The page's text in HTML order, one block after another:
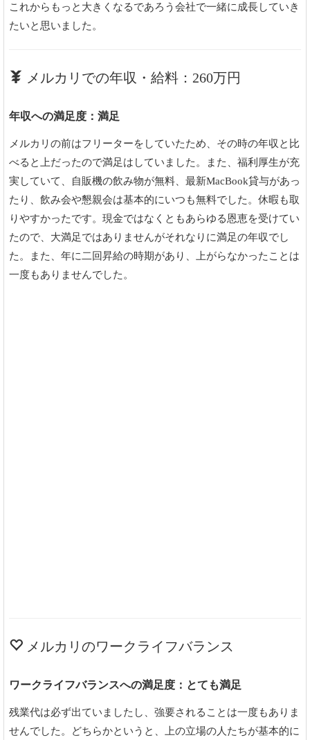
これからもっと大きくなるであろう会社で一緒に成長していき
たいと思いました。
メルカリでの年収・給料：260万円
年収への満足度：満足
メルカリの前はフリーターをしていたため、その時の年収と比
べると上だったので満足はしていました。また、福利厚生が充
実していて、自販機の飲み物が無料、最新MacBook貸与があっ
たり、飲み会や懇親会は基本的にいつも無料でした。休暇も取
りやすかったです。現金ではなくともあらゆる恩恵を受けてい
たので、大満足ではありませんがそれなりに満足の年収でし
た。また、年に二回昇給の時期があり、上がらなかったことは
一度もありませんでした。
メルカリのワークライフバランス
ワークライフバランスへの満足度：とても満足
残業代は必ず出ていましたし、強要されることは一度もありま
せんでした。どちらかというと、上の立場の人たちが基本的に